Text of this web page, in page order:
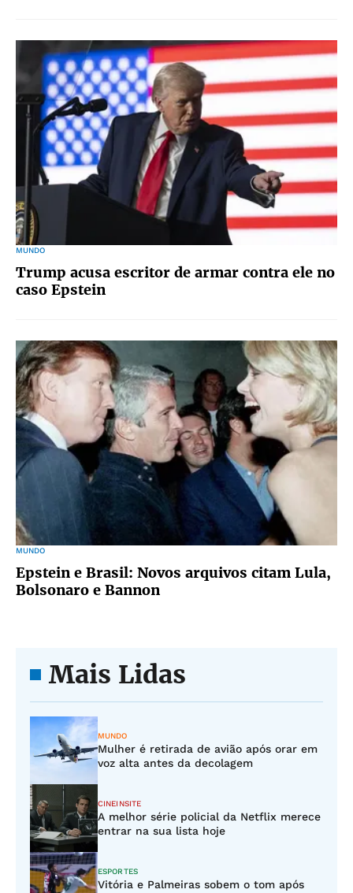
MUNDO
Trump acusa escritor de armar contra ele no
caso Epstein
MUNDO
Epstein e Brasil: Novos arquivos citam Lula,
Bolsonaro e Bannon
Mais Lidas
MUNDO
Mulher é retirada de avião após orar em
voz alta antes da decolagem
CINEINSITE
A melhor série policial da Netflix merece
entrar na sua lista hoje
ESPORTES
Vitória e Palmeiras sobem o tom após